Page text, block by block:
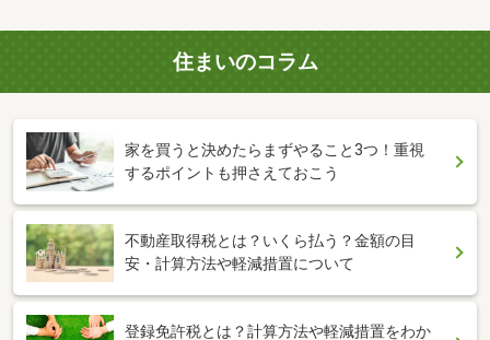
住まいのコラム
家を買うと決めたらまずやること3つ！重視
するポイントも押さえておこう
不動産取得税とは？いくら払う？金額の目
安・計算方法や軽減措置について
登録免許税とは？計算方法や軽減措置をわか